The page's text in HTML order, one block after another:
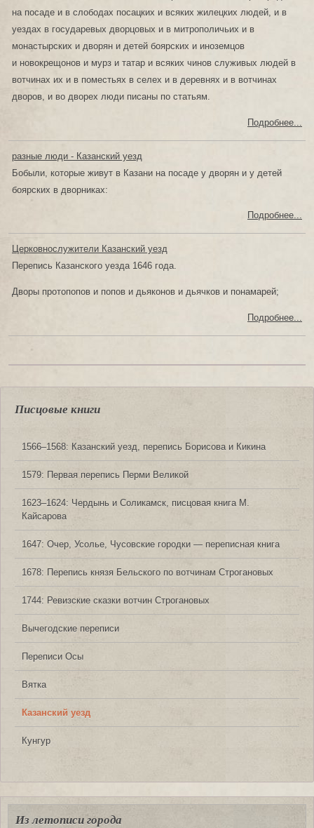
на посаде и в слободах посацких и всяких жилецких людей, и в
уездах в государевых дворцовых и в митрополичьих и в
монастырских и дворян и детей боярских и иноземцов
и новокрещонов и мурз и татар и всяких чинов служивых людей в
вотчинах их и в поместьях в селех и в деревнях и в вотчинах
дворов, и во дворех люди писаны по статьям.
Подробнее...
разные люди - Казанский уезд
Бобыли, которые живут в Казани на посаде у дворян и у детей
боярских в дворниках:
Подробнее...
Церковнослужители Казанский уезд
Перепись Казанского уезда 1646 года.
Дворы протопопов и попов и дьяконов и дьячков и понамарей;
Подробнее...
Писцовые книги
1566‒1568: Казанский уезд, перепись Борисова и Кикина
1579: Первая перепись Перми Великой
1623‒1624: Чердынь и Соликамск, писцовая книга М.
Кайсарова
1647: Очер, Усолье, Чусовские городки — переписная книга
1678: Перепись князя Бельского по вотчинам Строгановых
1744: Ревизские сказки вотчин Строгановых
Вычегодские переписи
Переписи Осы
Вятка
Казанский уезд
Кунгур
Из летописи города